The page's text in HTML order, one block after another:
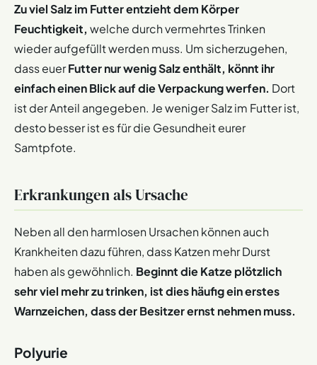
Zu viel Salz im Futter entzieht dem Körper
Feuchtigkeit, welche durch vermehrtes Trinken
wieder aufgefüllt werden muss. Um sicherzugehen,
dass euerFutter nur wenig Salz enthält, könnt ihr
einfach einen Blick auf die Verpackung werfen. Dort
ist der Anteil angegeben. Je weniger Salz im Futter ist,
desto besser ist es für die Gesundheit eurer
Samtpfote.
Erkrankungen als Ursache
Neben all den harmlosen Ursachen können auch
Krankheiten dazu führen, dass Katzen mehr Durst
haben als gewöhnlich. Beginnt die Katze plötzlich
sehr viel mehr zu trinken, ist dies häufig ein erstes
Warnzeichen, dass der Besitzer ernst nehmen muss.
Polyurie